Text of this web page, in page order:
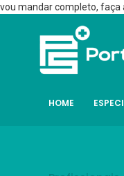
vou mandar completo, faça
HOME